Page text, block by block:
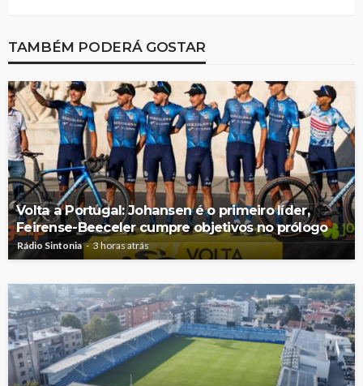
TAMBÉM PODERÁ GOSTAR
Volta a Portugal: Johansen é o primeiro líder,
Feirense-Beeceler cumpre objetivos no prólogo
Rádio Sintonia 3 horas atrás